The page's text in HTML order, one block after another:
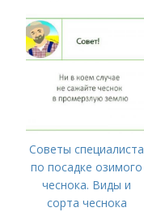
Советы специалиста
по посадке озимого
чеснока. Виды и
сорта чеснока